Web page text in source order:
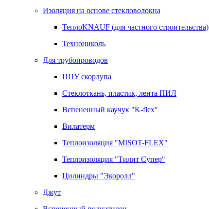
Изоляция на основе стекловолокна
ТеплоKNAUF (для частного строительства)
Технониколь
Для трубопроводов
ППУ скорлупа
Стеклоткань, пластик, лента ПИЛ
Вспененный каучук "K-flex"
Вилатерм
Теплоизоляция "MISOT-FLEX"
Теплоизоляция "Тилит Супер"
Цилиндры "Экоролл"
Джут